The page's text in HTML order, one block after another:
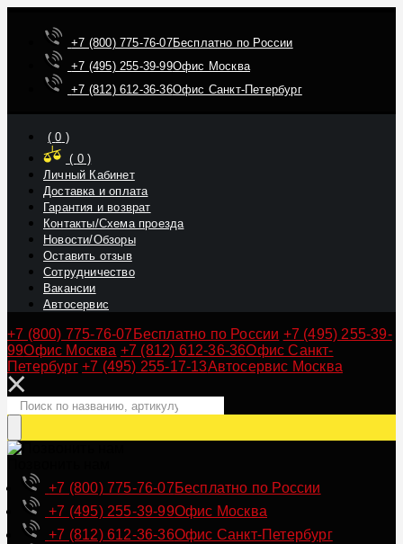
+7 (800) 775-76-07Бесплатно по России
+7 (495) 255-39-99Офис Москва
+7 (812) 612-36-36Офис Санкт-Петербург
(0 )
( 0)
Личный Кабинет
Доставка и оплата
Гарантия и возврат
Контакты/Схема проезда
Новости/Обзоры
Оставить отзыв
Сотрудничество
Вакансии
Автосервис
+7 (800) 775-76-07 Бесплатно по России +7 (495) 255-39-
99Офис Москва +7 (812) 612-36-36Офис Санкт-
Петербург +7 (495) 255-17-13Автосервис Москва
+7 (800) 775-76-07Бесплатно по России
+7 (495) 255-39-99Офис Москва
+7 (812) 612-36-36Офис Санкт-Петербург